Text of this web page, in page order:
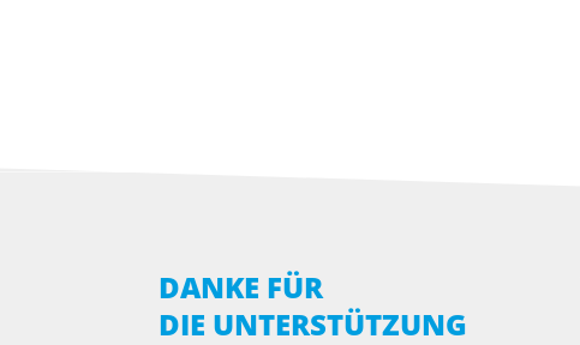
DANKE FÜR
DIE UNTERSTÜTZUNG